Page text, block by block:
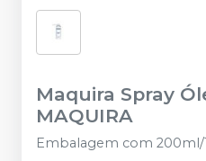
Maquira Spray
MAQUIRA
Embalagem com 200ml/